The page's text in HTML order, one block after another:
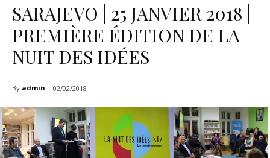
SARAJEVO | 25 JANVIER 2018 |
PREMIÈRE ÉDITION DE LA
NUIT DES IDÉES
By admin 02/02/2018